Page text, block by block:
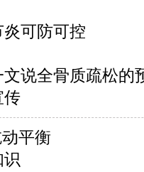
炎可防可控
说全骨质疏松的
传
平衡
识